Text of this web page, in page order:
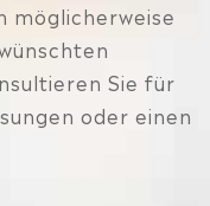
möglicherweise
Sie für
oder einen